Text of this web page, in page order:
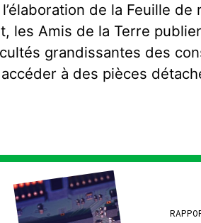
de la Feuille
les Amis de la Terre
grandissantes des
à des pièces